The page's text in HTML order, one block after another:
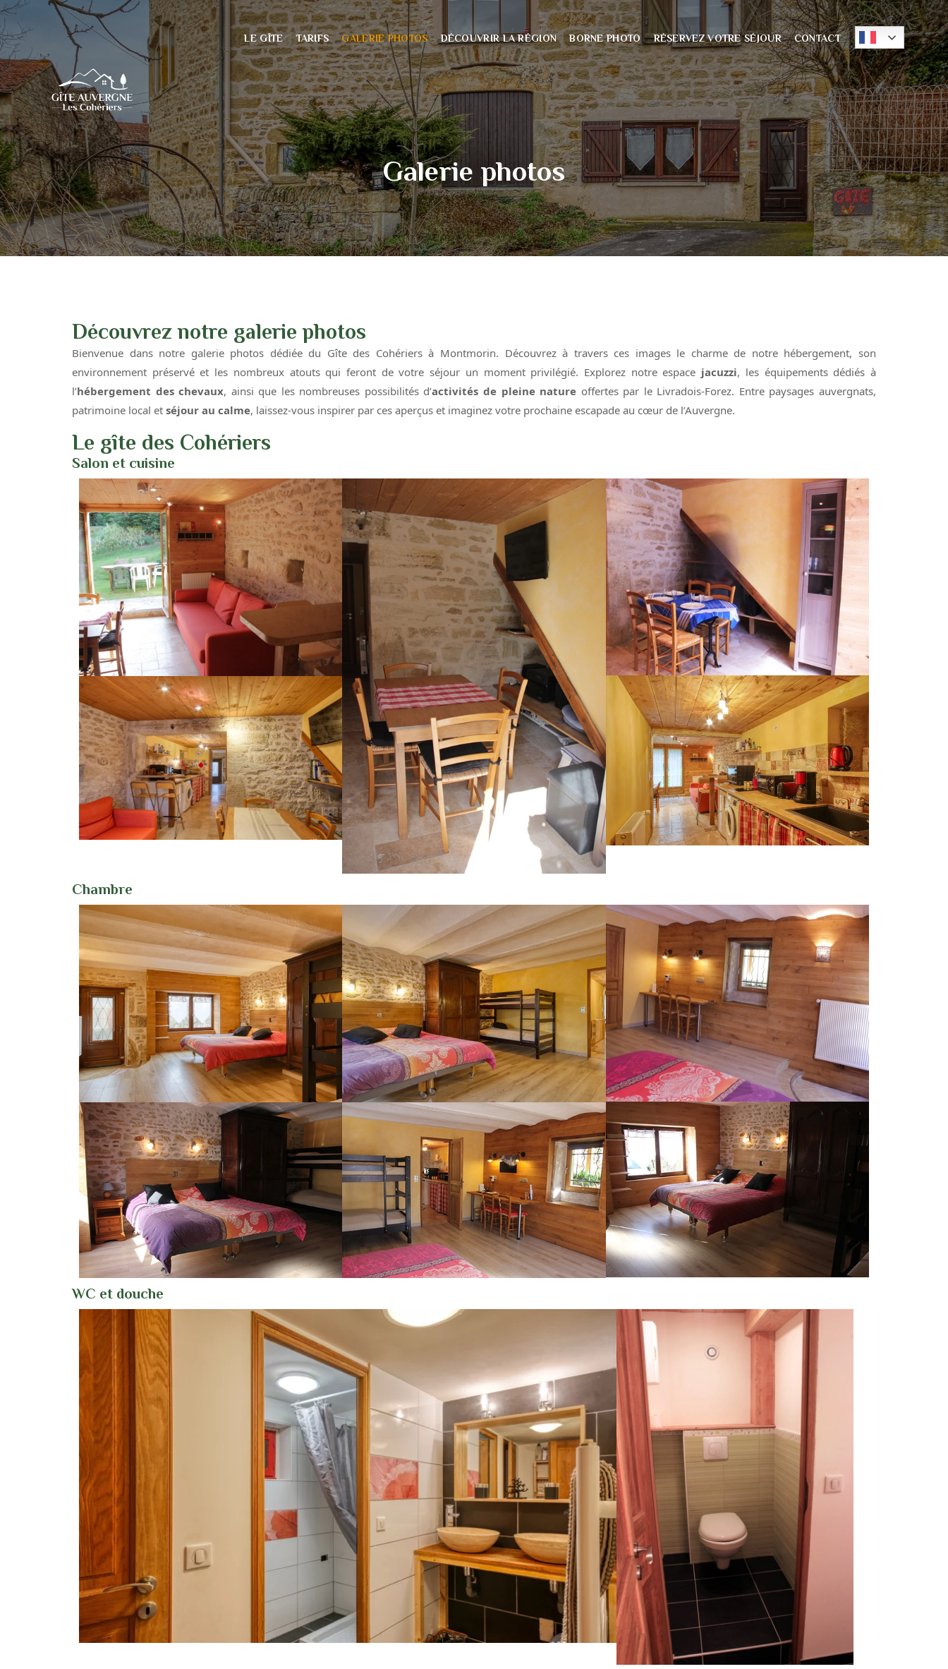
LE GÎTE TARIFS GALERIE PHOTOS DÉCOUVRIR LA RÉGION BORNE PHOTO RÉSERVEZ VOTRE SÉJOUR CONTACT
Galerie photos
Découvrez notre galerie photos
Bienvenue dans notre galerie photos dédiée du Gîte des Cohériers à Montmorin. Découvrez à travers ces images le charme de notre hébergement, son
environnement préservé et les nombreux atouts qui feront de votre séjour un moment privilégié. Explorez notre espace jacuzzi, les équipements dédiés à
l’hébergement des chevaux, ainsi que les nombreuses possibilités d’activités de pleine nature offertes par le Livradois-Forez. Entre paysages auvergnats,
patrimoine local et séjour au calme, laissez-vous inspirer par ces aperçus et imaginez votre prochaine escapade au cœur de l’Auvergne.
Le gîte des Cohériers
Salon et cuisine
Chambre
WC et douche
Panneau de gestion des cookies